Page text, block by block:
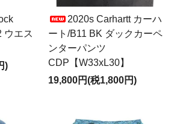
ウエス
)
2020s Carhartt カーハ
ート/B11 BK ダックカーペ
ンターパンツ
CDP【W33xL30】
19,800円(税1,800円)